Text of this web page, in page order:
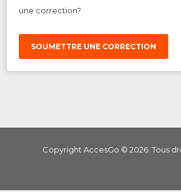
une correction?
SOUMETTRE UNE CORRECTION
Copyright AccesGo © 2026. Tous